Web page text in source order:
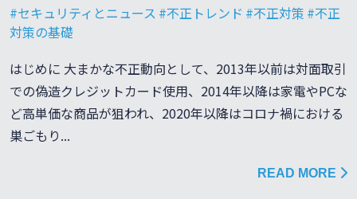
セキュリティとニュース 不正トレンド 不正対策
不正
対策の基礎
はじめに 大まかな不正動向として、2013年以前は対面取引
での偽造クレジットカード使用、2014年以降は家電やPCな
ど高単価な商品が狙われ、2020年以降はコロナ禍における
巣ごもり...
READ MORE